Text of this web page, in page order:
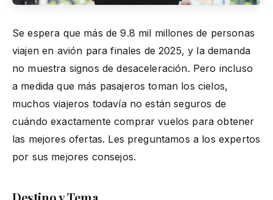
Se espera que más de 9.8 mil millones de personas
viajen en avión para finales de 2025, y la demanda
no muestra signos de desaceleración. Pero incluso
a medida que más pasajeros toman los cielos,
muchos viajeros todavía no están seguros de
cuándo exactamente comprar vuelos para obtener
las mejores ofertas. Les preguntamos a los expertos
por sus mejores consejos.